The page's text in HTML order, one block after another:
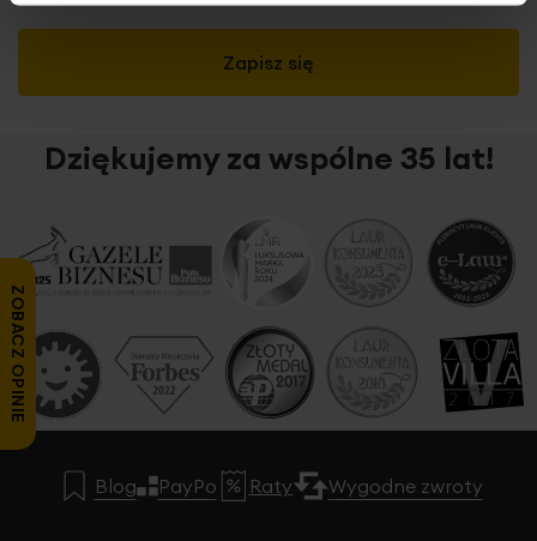
Zapisz się
Dziękujemy za wspólne 35 lat!
Blog PayPo Raty Wygodne zwroty
ZOBACZ OPINIE